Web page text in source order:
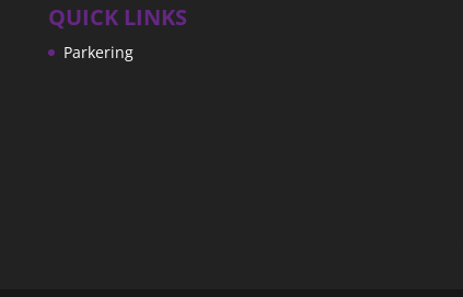
QUICK LINKS
Parkering